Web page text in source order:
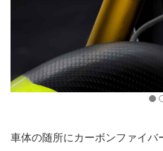
車体の随所にカーボンファイバ